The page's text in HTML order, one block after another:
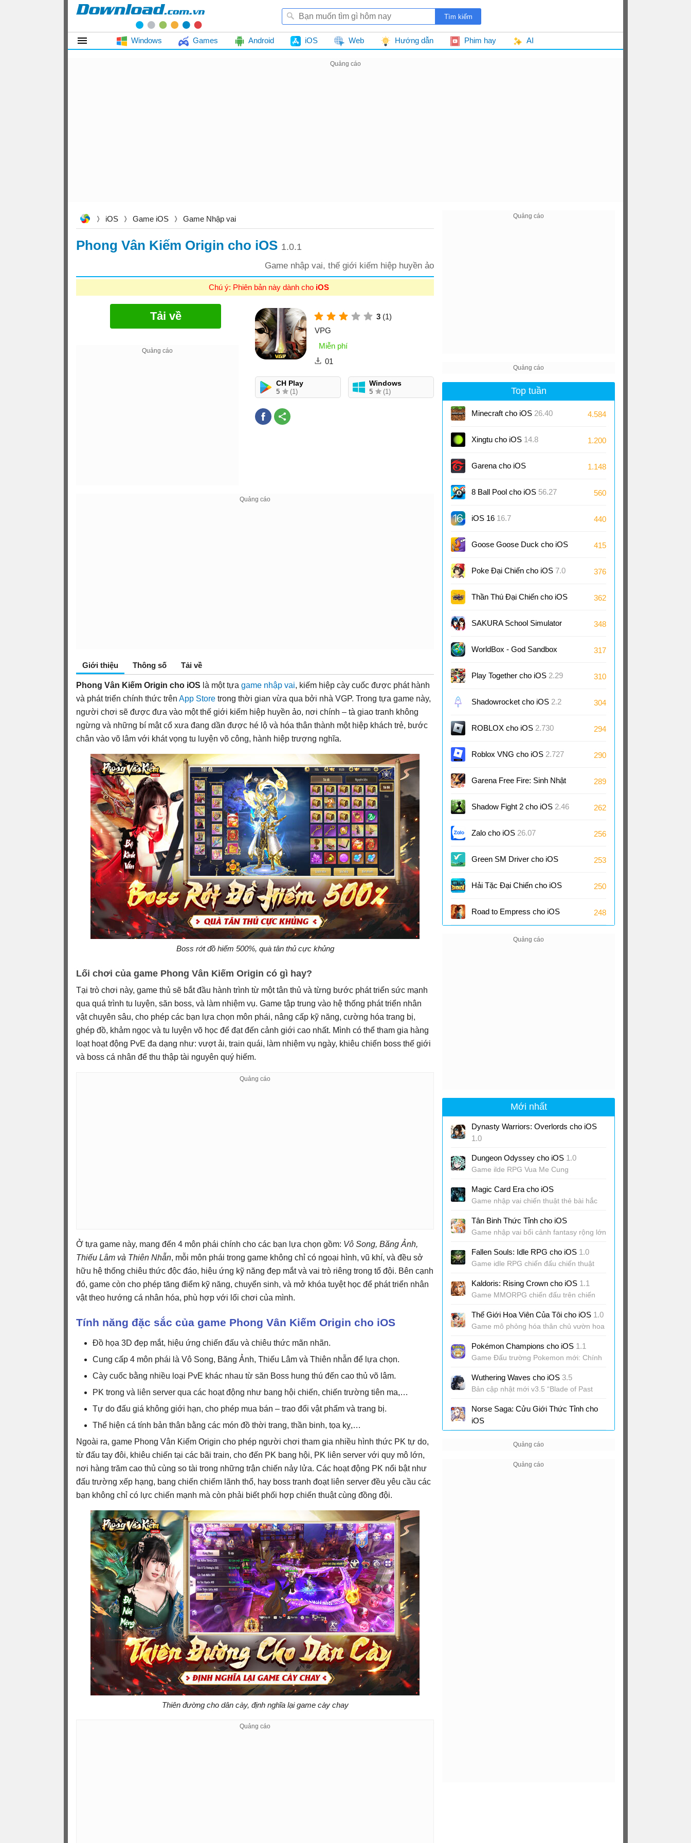
Windows Games Android iOS Web Hướng dẫn Phim hay AI
iOS Game iOS Game Nhập vai
Phong Vân Kiếm Origin cho iOS 1.0.1
Game nhập vai, thế giới kiếm hiệp huyền ảo
Chú ý: Phiên bản này dành cho iOS
Tải về 3 (1)
VPG
Miễn phí
01
CH Play
5 (1)
Windows
5 (1)
Giới thiệu Thông số Tải về
Phong Vân Kiếm Origin cho iOS là một tựa game nhập vai, kiếm hiệp cày cuốc được phát hành
và phát triển chính thức trên App Store trong thời gian vừa qua bởi nhà VGP. Trong tựa game này,
người chơi sẽ được đưa vào một thế giới kiếm hiệp huyền ảo, nơi chính – tà giao tranh không
ngừng và những bí mật cổ xưa đang dần được hé lộ và hóa thân thành một hiệp khách trẻ, bước
chân vào võ lâm với khát vọng tu luyện võ công, hành hiệp trượng nghĩa.
Boss rớt đồ hiếm 500%, quà tân thủ cực khủng
Lối chơi của game Phong Vân Kiếm Origin có gì hay?
Tại trò chơi này, game thủ sẽ bắt đầu hành trình từ một tân thủ và từng bước phát triển sức mạnh
qua quá trình tu luyện, săn boss, và làm nhiệm vụ. Game tập trung vào hệ thống phát triển nhân
vật chuyên sâu, cho phép các bạn lựa chọn môn phái, nâng cấp kỹ năng, cường hóa trang bị,
ghép đồ, khảm ngọc và tu luyện võ học để đạt đến cảnh giới cao nhất. Mình có thể tham gia hàng
loạt hoạt động PvE đa dạng như: vượt ải, train quái, làm nhiệm vụ ngày, khiêu chiến boss thế giới
và boss cá nhân để thu thập tài nguyên quý hiếm.
Ở tựa game này, mang đến 4 môn phái chính cho các bạn lựa chọn gồm: Vô Song, Băng Ảnh,
Thiếu Lâm và Thiên Nhẫn, mỗi môn phái trong game không chỉ có ngoại hình, vũ khí, và đều sở
hữu hệ thống chiêu thức độc đáo, hiệu ứng kỹ năng đẹp mắt và vai trò riêng trong tổ đội. Bên cạnh
đó, game còn cho phép tăng điểm kỹ năng, chuyển sinh, và mở khóa tuyệt học để phát triển nhân
vật theo hướng cá nhân hóa, phù hợp với lối chơi của mình.
Tính năng đặc sắc của game Phong Vân Kiếm Origin cho iOS
Đồ họa 3D đẹp mắt, hiệu ứng chiến đấu và chiêu thức mãn nhãn.
Cung cấp 4 môn phái là Vô Song, Băng Ảnh, Thiếu Lâm và Thiên nhẫn để lựa chọn.
Cày cuốc bằng nhiều loại PvE khác nhau từ săn Boss hung thú đến cao thủ võ lâm.
PK trong và liên server qua các hoạt động như bang hội chiến, chiến trường tiên ma,…
Tự do đấu giá không giới hạn, cho phép mua bán – trao đổi vật phẩm và trang bị.
Thể hiện cá tính bản thân bằng các món đồ thời trang, thần binh, tọa kỵ,…
Ngoài ra, game Phong Vân Kiếm Origin cho phép người chơi tham gia nhiều hình thức PK tự do,
từ đấu tay đôi, khiêu chiến tại các bãi train, cho đến PK bang hội, PK liên server với quy mô lớn,
nơi hàng trăm cao thủ cùng so tài trong những trận chiến nảy lửa. Các hoạt động PK nổi bật như
đấu trường xếp hạng, bang chiến chiếm lãnh thổ, hay boss tranh đoạt liên server đều yêu cầu các
bạn không chỉ có lực chiến mạnh mà còn phải biết phối hợp chiến thuật cùng đồng đội.
Thiên đường cho dân cày, định nghĩa lại game cày chay
Top tuần
Minecraft cho iOS 26.40 4.584
Xingtu cho iOS 14.8 1.200
Garena cho iOS 1.148
8 Ball Pool cho iOS 56.27 560
iOS 16 16.7 440
Goose Goose Duck cho iOS
4.09
415
Poke Đại Chiến cho iOS 7.0 376
Thần Thú Đại Chiến cho iOS 362
SAKURA School Simulator
cho iOS 1.047
348
WorldBox - God Sandbo‪x‬
cho iOS 0.51
317
Play Together cho iOS 2.29 310
Shadowrocket cho iOS 2.2 304
ROBLOX cho iOS 2.730 294
Roblox VNG cho iOS 2.727 290
Garena Free Fire: Sinh Nhật
9 Tuổi cho iOS1.126
289
Shadow Fight 2 cho iOS 2.46 262
Zalo cho iOS 26.07 256
Green SM Driver cho iOS
3.10
253
Hải Tặc Đại Chiến cho iOS 250
Road to Empress cho iOS 248
Mới nhất
Dynasty Warriors: Overlords cho iOS
1.0
Dungeon Odyssey cho iOS 1.0
Game ilde RPG Vua Me Cung
Magic Card Era cho iOS
Game nhập vai chiến thuật thẻ bài hắc
Tân Binh Thức Tỉnh cho iOS
Game nhập vai bối cảnh fantasy rộng lớn
Fallen Souls: Idle RPG cho iOS 1.0
Game idle RPG chiến đấu chiến thuật
Kaldoris: Rising Crown cho iOS 1.1
Game MMORPG chiến đấu trên chiến
Thế Giới Hoa Viên Của Tôi cho iOS 1.0
Game mô phỏng hóa thân chủ vườn hoa
Pokémon Champions cho iOS 1.1
Game Đấu trường Pokemon mới: Chính
Wuthering Waves cho iOS 3.5
Bản cập nhật mới v3.5 “Blade of Past
Norse Saga: Cửu Giới Thức Tỉnh cho
iOS
Game MMORPG 3D fantasy thế giới Bắc